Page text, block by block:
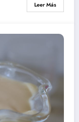
Leer Más